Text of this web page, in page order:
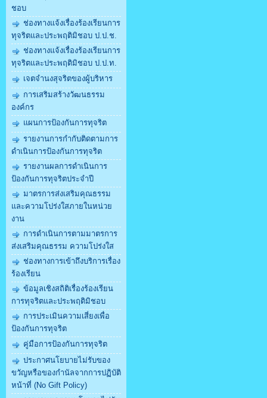
ชอบ
ช่องทางแจ้งเรื่องร้องเรียนการ
ทุจริตและประพฤติมิชอบ ป.ป.ช.
ช่องทางแจ้งเรื่องร้องเรียนการ
ทุจริตและประพฤติมิชอบ ป.ป.ท.
เจตจำนงสุจริตของผู้บริหาร
การเสริมสร้างวัฒนธรรม
องค์กร
แผนการป้องกันการทุจริต
รายงานการกำกับติดตามการ
ดำเนินการป้องกันการทุจริต
รายงานผลการดำเนินการ
ป้องกันการทุจริตประจำปี
มาตรการส่งเสริมคุณธรรม
และความโปร่งใสภายในหน่วย
งาน
การดำเนินการตามมาตรการ
ส่งเสริมคุณธรรม ความโปร่งใส
ช่องทางการเข้าถึงบริการเรื่อง
ร้องเรียน
ข้อมูลเชิงสถิติเรื่องร้องเรียน
การทุจริตและประพฤติมิชอบ
การประเมินความเสี่ยงเพื่อ
ป้องกันการทุจริต
คู่มือการป้องกันการทุจริต
ประกาศนโยบายไม่รับของ
ขวัญหรือของกำนัลจากการปฏิบัติ
หน้าที่ (No Gift Policy)